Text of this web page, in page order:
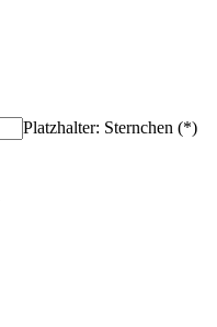
Platzhalter: Sternchen (*)